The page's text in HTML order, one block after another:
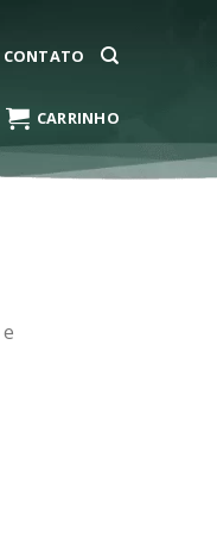
CONTATO
CARRINHO
e